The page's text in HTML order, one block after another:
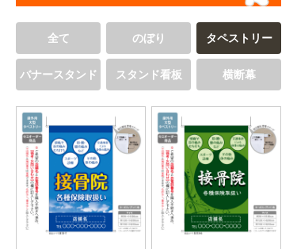
KEYWORD
注目キーワード
チュクミ 韓国グルメ 駐車場 鍋 夏
CATEGORY
飲食 住まい・暮らし
ご利用ガイド
ご利用ガイド トップ
取り扱い商品一覧
既製デザイン商品注文方法
初めての方へ
BEGINNER'S GUIDE
初めての方へ トップ
全て のぼり タペストリー
バナースタンド スタンド看板 横断幕